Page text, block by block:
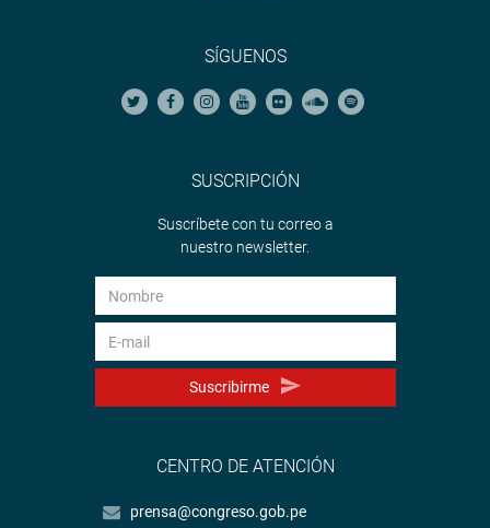
SÍGUENOS
SUSCRIPCIÓN
Suscríbete con tu correo a
nuestro newsletter.
Suscribirme
CENTRO DE ATENCIÓN
prensa@congreso.gob.pe